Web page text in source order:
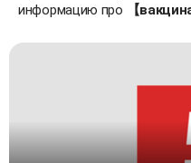
информацию про
【